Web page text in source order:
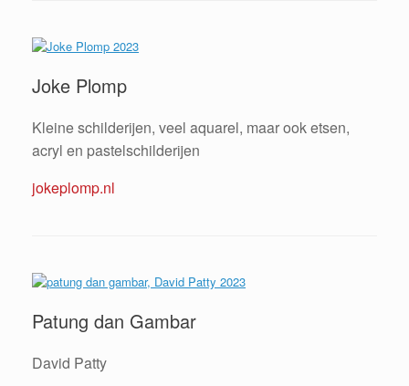
Joke Plomp
Kleine schilderijen, veel aquarel, maar ook etsen,
acryl en pastelschilderijen
jokeplomp.nl
Patung dan Gambar
David Patty